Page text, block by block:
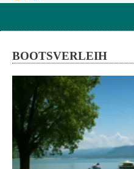
BOOTSVERLEIH